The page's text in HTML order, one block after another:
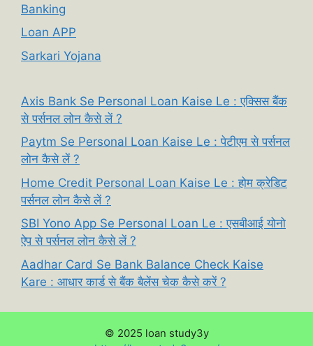
Banking
Loan APP
Sarkari Yojana
Axis Bank Se Personal Loan Kaise Le : एक्सिस बैंक
से पर्सनल लोन कैसे लें ?
Paytm Se Personal Loan Kaise Le : पेटीएम से पर्सनल
लोन कैसे लें ?
Home Credit Personal Loan Kaise Le : होम क्रेडिट
पर्सनल लोन कैसे लें ?
SBI Yono App Se Personal Loan Le : एसबीआई योनो
ऐप से पर्सनल लोन कैसे लें ?
Aadhar Card Se Bank Balance Check Kaise
Kare : आधार कार्ड से बैंक बैलेंस चेक कैसे करें ?
© 2025 loan study3y